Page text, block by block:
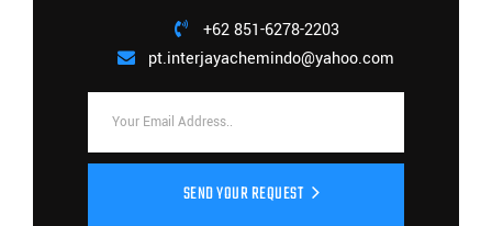
+62 851-6278-2203
pt.interjayachemindo@yahoo.com
SEND YOUR REQUEST